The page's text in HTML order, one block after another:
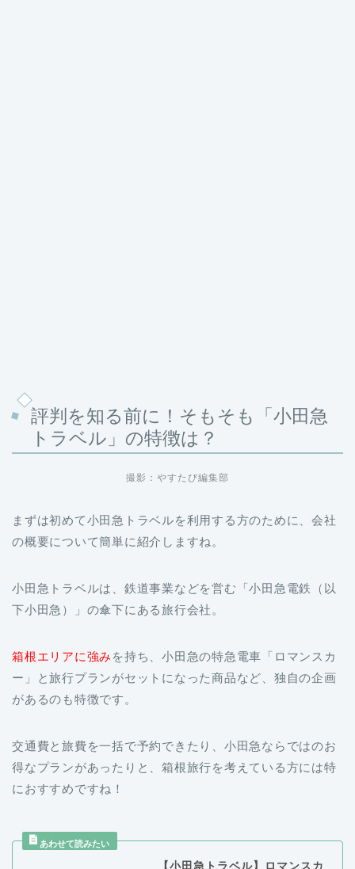
評判を知る前に！そもそも「小田急
トラベル」の特徴は？
撮影：やすたび編集部
まずは初めて小田急トラベルを利用する方のために、会社
の概要について簡単に紹介しますね。
小田急トラベルは、鉄道事業などを営む「小田急電鉄（以
下小田急）」の傘下にある旅行会社。
箱根エリアに強み を持ち、小田急の特急電車「ロマンスカ
ー」と旅行プランがセットになった商品など、独自の企画
があるのも特徴です。
交通費と旅費を一括で予約できたり、小田急ならではのお
得なプランがあったりと、箱根旅行を考えている方には特
におすすめですね！
【小田急トラベル】ロマンスカ